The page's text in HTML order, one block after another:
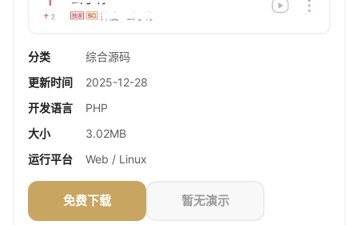
分类
综合源码
更新时间
2025-12-28
开发语言
PHP
大小
3.02MB
运行平台
Web / Linux
免费下载 暂无演示